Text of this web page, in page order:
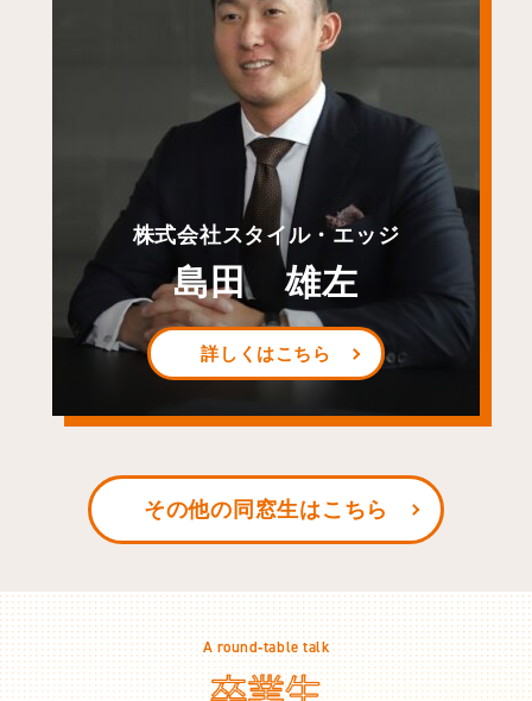
株式会社スタイル・エッジ
島田 雄左
詳しくはこちら
その他の同窓生はこちら
A round‐table talk